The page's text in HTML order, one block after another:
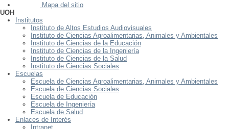
Mapa del sitio
UOH
Institutos
Instituto de Altos Estudios Audiovisuales
Instituto de Ciencias Agroalimentarias, Animales y Ambientales
Instituto de Ciencias de la Educación
Instituto de Ciencias de la Ingeniería
Instituto de Ciencias de la Salud
Instituto de Ciencias Sociales
Escuelas
Escuela de Ciencias Agroalimentarias, Animales y Ambientales
Escuela de Ciencias Sociales
Escuela de Educación
Escuela de Ingeniería
Escuela de Salud
Enlaces de Interés
Intranet